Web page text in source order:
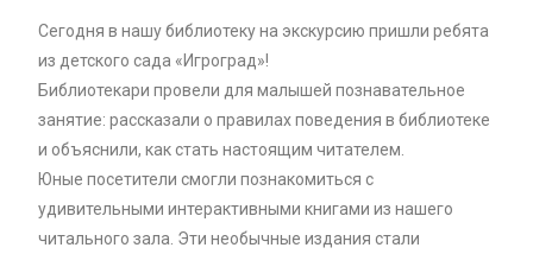
Сегодня в нашу библиотеку на экскурсию пришли ребята
из детского сада «Игроград»!
Библиотекари провели для малышей познавательное
занятие: рассказали о правилах поведения в библиотеке
и объяснили, как стать настоящим читателем.
Юные посетители смогли познакомиться с
удивительными интерактивными книгами из нашего
читального зала. Эти необычные издания стали